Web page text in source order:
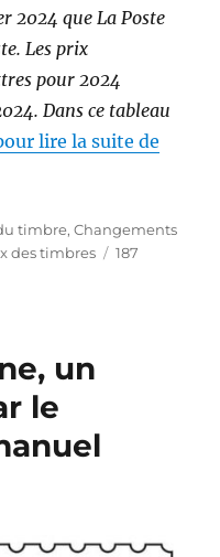
2024 que La Poste
Les prix
pour 2024
Dans ce tableau
lire la suite de
timbre,Changements
des timbres
187
un
le